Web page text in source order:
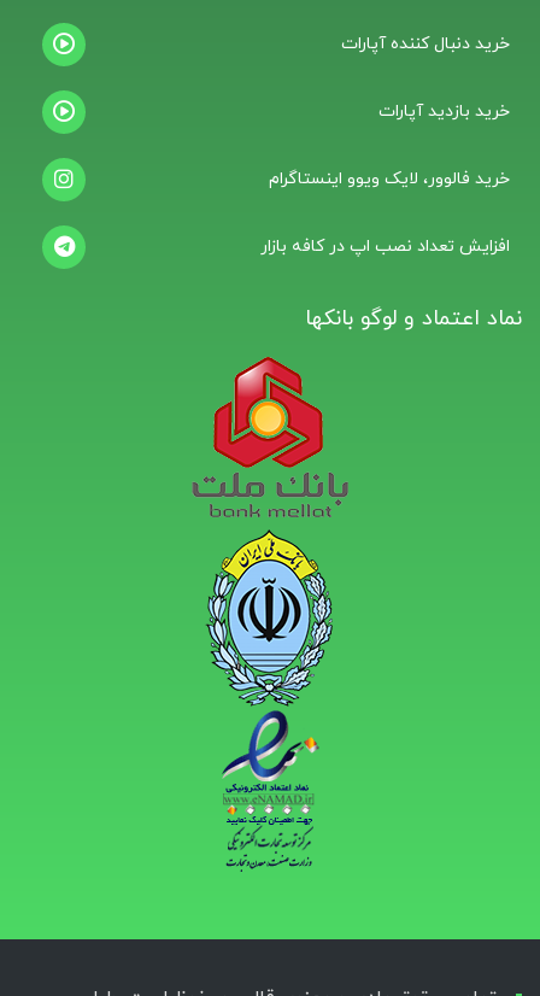
خرید دنبال کننده آپارات
خرید بازدید آپارات
خرید فالوور، لایک ویوو اینستاگرام
افزایش تعداد نصب اپ در کافه بازار
نماد اعتماد و لوگو بانکها